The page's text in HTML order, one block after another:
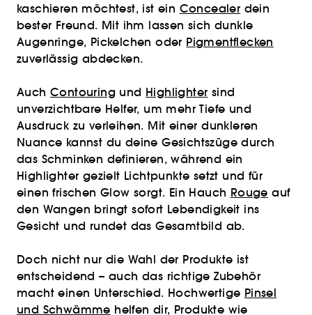
kaschieren möchtest, ist ein Concealer dein
bester Freund. Mit ihm lassen sich dunkle
Augenringe, Pickelchen oder Pigmentflecken
zuverlässig abdecken.
Auch Contouring und Highlighter sind
unverzichtbare Helfer, um mehr Tiefe und
Ausdruck zu verleihen. Mit einer dunkleren
Nuance kannst du deine Gesichtszüge durch
das Schminken definieren, während ein
Highlighter gezielt Lichtpunkte setzt und für
einen frischen Glow sorgt. Ein Hauch Rouge auf
den Wangen bringt sofort Lebendigkeit ins
Gesicht und rundet das Gesamtbild ab.
Doch nicht nur die Wahl der Produkte ist
entscheidend – auch das richtige Zubehör
macht einen Unterschied. Hochwertige Pinsel
und Schwämme helfen dir, Produkte wie